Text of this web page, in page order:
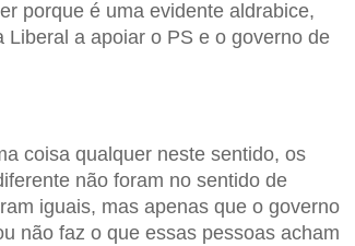
porque é uma evidente aldrabice,
a apoiar o PS e o governo de
coisa qualquer neste sentido, os
não foram no sentido de
iguais, mas apenas que o governo
não faz o que essas pessoas acham